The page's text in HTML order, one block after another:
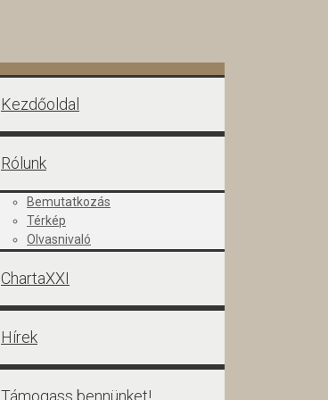
Kezdőoldal
Rólunk
Bemutatkozás
Térkép
Olvasnivaló
ChartaXXI
Hírek
Támogass bennünket!